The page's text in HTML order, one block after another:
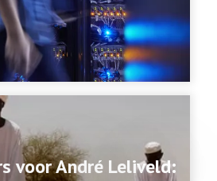
voor André Leliveld: